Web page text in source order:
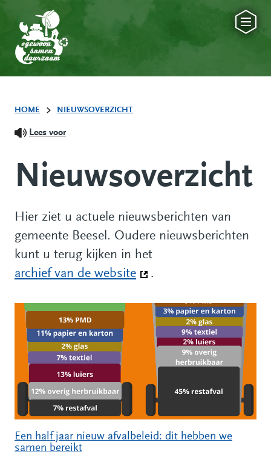
HOME NIEUWSOVERZICHT
Lees voor
Nieuwsoverzicht
Hier ziet u actuele nieuwsberichten van
gemeente Beesel. Oudere nieuwsberichten
kunt u terug kijken in het
archief van de website (Deze link gaat naar
.
Alle nieuwsberichten
Een half jaar nieuw afvalbeleid: dit hebben we
samen bereikt